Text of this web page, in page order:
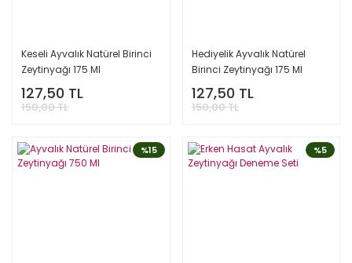
Keseli Ayvalık Natürel Birinci
Zeytinyağı 175 Ml
127,50 TL
150,00 TL
Hediyelik Ayvalık Natürel
Birinci Zeytinyağı 175 Ml
127,50 TL
150,00 TL
%15 %5